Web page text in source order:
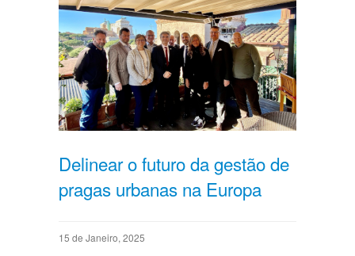
Delinear o futuro da gestão de
pragas urbanas na Europa
15 de Janeiro, 2025